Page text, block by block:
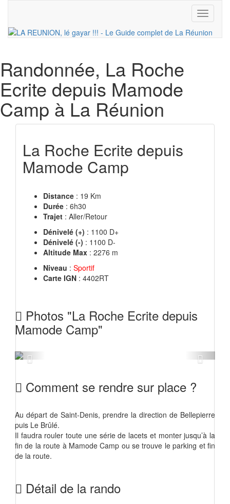
Toggle
Randonnée, La Roche
Ecrite depuis Mamode
Camp à La Réunion
La Roche Ecrite depuis
Mamode Camp
Distance : 19 Km
Durée : 6h30
Trajet : Aller/Retour
Dénivelé (+) : 1100 D+
Dénivelé (-) : 1100 D-
Altitude Max : 2276 m
Niveau : Sportif
Carte IGN : 4402RT
Photos "La Roche Ecrite depuis
Mamode Camp"
Previous Next
Comment se rendre sur place ?
Au départ de Saint-Denis, prendre la direction de Bellepierre
puis Le Brûlé.
Il faudra rouler toute une série de lacets et monter jusqu’à la
fin de la route à Mamode Camp ou se trouve le parking et fin
de la route.
Détail de la rando